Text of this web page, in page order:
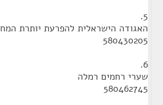
5.
האגודה הישראלית להפרעת יותרת המח
580430205
6.
שערי רחמים רמלה
580462745